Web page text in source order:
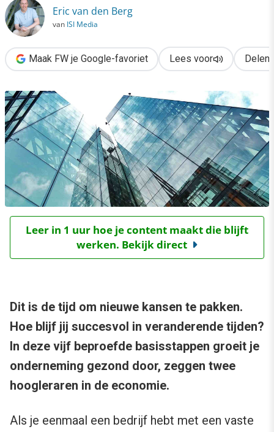
Eric van den Berg
van ISI Media
Maak FW je Google-favoriet Lees voor Delen
Leer in 1 uur hoe je content maakt die blijft
werken. Bekijk direct
Dit is de tijd om nieuwe kansen te pakken.
Hoe blijf jij succesvol in veranderende tijden?
In deze vijf beproefde basisstappen groeit je
onderneming gezond door, zeggen twee
hoogleraren in de economie.
Als je eenmaal een bedrijf hebt met een vaste